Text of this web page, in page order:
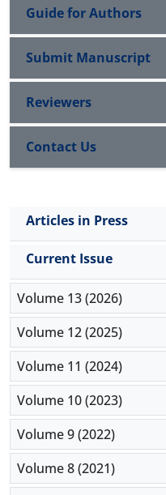
Guide for Authors
Submit Manuscript
Reviewers
Contact Us
Articles in Press
Current Issue
Volume 13 (2026)
Volume 12 (2025)
Volume 11 (2024)
Volume 10 (2023)
Volume 9 (2022)
Volume 8 (2021)